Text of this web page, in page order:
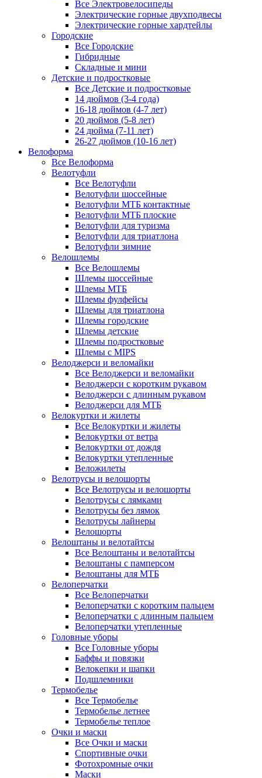
Все Электровелосипеды
Электрические горные двухподвесы
Электрические горные хардтейлы
Городские
Все Городские
Гибридные
Складные и мини
Детские и подростковые
Все Детские и подростковые
14 дюймов (3-4 года)
16-18 дюймов (4-7 лет)
20 дюймов (5-8 лет)
24 дюйма (7-11 лет)
26-27 дюймов (10-16 лет)
Велоформа
Все Велоформа
Велотуфли
Все Велотуфли
Велотуфли шоссейные
Велотуфли МТБ контактные
Велотуфли МТБ плоские
Велотуфли для туризма
Велотуфли для триатлона
Велотуфли зимние
Велошлемы
Все Велошлемы
Шлемы шоссейные
Шлемы МТБ
Шлемы фулфейсы
Шлемы для триатлона
Шлемы городские
Шлемы детские
Шлемы подростковые
Шлемы с MIPS
Велоджерси и веломайки
Все Велоджерси и веломайки
Велоджерси с коротким рукавом
Велоджерси с длинным рукавом
Велоджерси для МТБ
Велокуртки и жилеты
Все Велокуртки и жилеты
Велокуртки от ветра
Велокуртки от дождя
Велокуртки утепленные
Веложилеты
Велотрусы и велошорты
Все Велотрусы и велошорты
Велотрусы с лямками
Велотрусы без лямок
Велотрусы лайнеры
Велошорты
Велоштаны и велотайтсы
Все Велоштаны и велотайтсы
Велоштаны с памперсом
Велоштаны для МТБ
Велоперчатки
Все Велоперчатки
Велоперчатки с коротким пальцем
Велоперчатки с длинным пальцем
Велоперчатки утепленные
Головные уборы
Все Головные уборы
Баффы и повязки
Велокепки и шапки
Подшлемники
Термобелье
Все Термобелье
Термобелье летнее
Термобелье теплое
Очки и маски
Все Очки и маски
Спортивные очки
Фотохромные очки
Маски